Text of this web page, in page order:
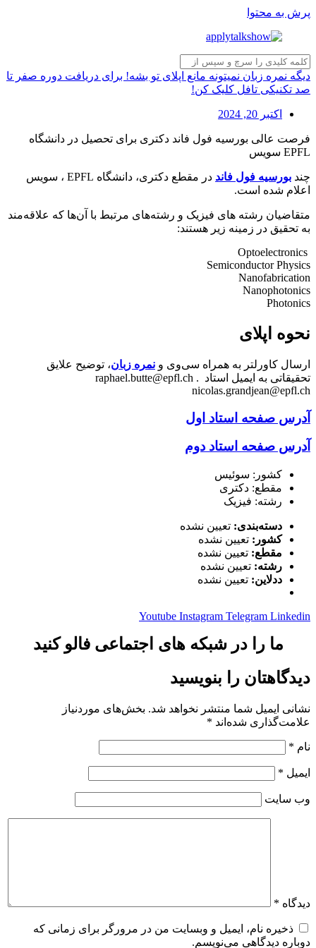
پرش به محتوا
دیگه نمره زبان نمیتونه مانع اپلای تو بشه! برای دریافت دوره صفر تا
صد تکنیکی تافل کلیک کن!
اکتبر 20, 2024
فرصت عالی بورسیه فول فاند دکتری برای تحصیل در دانشگاه
EPFL سویس
چند بورسیه فول فاند
در مقطع دکتری، دانشگاه EPFL ، سویس
اعلام شده است.
متقاضیان رشته‌ های فیزیک و رشته‌های مرتبط با آن‌ها که علاقه‌مند
به تحقیق در زمینه زیر هستند:
Semiconductor Physics
Nanofabrication
Nanophotonics
Photonics
نحوه اپلای
ارسال کاورلتر به همراه سی‌وی و نمره زبان، توضیح علایق
تحقیقاتی به ایمیل استاد raphael.butte@epfl.ch .
nicolas.grandjean@epfl.ch
آدرس صفحه استاد اول
آدرس صفحه استاد دوم
کشور: سوئیس
مقطع: دکتری
رشته: فیزیک
دسته‌بندی: تعیین نشده
کشور: تعیین نشده
مقطع: تعیین نشده
رشته: تعیین نشده
ددلاین: تعیین نشده
Youtube Instagram Telegram Linkedin
ما را در شبکه های اجتماعی فالو کنید
دیدگاهتان را بنویسید
نشانی ایمیل شما منتشر نخواهد شد. بخش‌های موردنیاز
علامت‌گذاری شده‌اند *
نام *
ایمیل *
وب‌ سایت
دیدگاه *
ذخیره نام، ایمیل و وبسایت من در مرورگر برای زمانی که
دوباره دیدگاهی می‌نویسم.